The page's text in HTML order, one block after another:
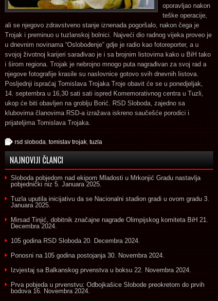
oporavljao nakon
teške operacije,
ali se njegovo zdravstveno stanje iznenada pogoršalo, nakon čega je
Trojak i preminuo u tuzlanskoj bolnici. Najveći dio radnog vijeka proveo je
u dnevnim novinama “Oslobođenje” gdje je radio kao fotoreporter, a u
svojoj životnoj karijeri sarađivao je i sa brojnim listovima kako u BiH tako
i širom regiona. Trojak je nebrojno mnogo puta nagrađivan za svoj rad a
njegove fotografije krasile su naslovnice gotovo svih dnevnih listova.
Posljednji ispraćaj Tomislava Trojaka Troje obavit će se u ponedjeljak,
14. septembra u 16,30 sati sati ispred Komemorativnog centra u Tuzli,
ukop će biti obavljen na groblju Borić. RSD Sloboda, zajedno sa
klubovima članovima RSD-a izražava iskreno saučešće porodici i
prijateljima Tomislava Trojaka.
rsd sloboda tomislav trojak tuzla
NAJNOVIJI ČLANCI
Sloboda pobjedom nad ekipom Mladosti u Mrkonjić Gradu nastavlja
pobjednički niz 5. Januara 2025.
Tuzla uputila inicijativu da se Nacionalni stadion gradi u ovom gradu 3.
Januara 2025.
Mirsad Tinjić, dobitnik značajne nagrade Olimpijskog komiteta BiH 21.
Decembra 2024.
105 godina RSD Sloboda 20. Decembra 2024.
Ponosni na 105 godina postojanja 30. Novembra 2024.
Izvjestaj sa Balkanskog prvenstva u boksu 22. Novembra 2024.
Prva pobjeda u prvenstvu: Odbojkašice Slobode preokretom do prvih
bodova 16. Novembra 2024.